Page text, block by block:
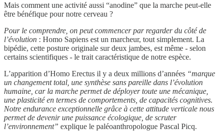
Mais comment une activité aussi “anodine” que la marche peut-elle
être bénéfique pour notre cerveau ?
Pour le comprendre, on peut commencer par regarder du côté de
l’évolution : Homo Sapiens est un marcheur, tout simplement. La
bipédie, cette posture originale sur deux jambes, est même - selon
certains scientifiques - le trait caractéristique de notre espèce.
L’apparition d’Homo Erectus il y a deux millions d’années “marque
un changement total, une synthèse sans pareille dans l’évolution
humaine, car la marche permet de déployer toute une mécanique,
une plasticité en termes de comportements, de capacités cognitives.
Notre endurance exceptionnelle grâce à cette attitude verticale nous
permet de devenir une puissance écologique, de scruter
l’environnement” explique le paléoanthropologue Pascal Picq.